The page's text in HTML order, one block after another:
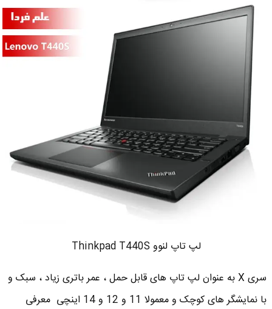
لپ تاپ لنوو Thinkpad T440S
سری X به عنوان لپ تاپ های قابل حمل ، عمر باتری زیاد ، سبک و
با نمایشگر های کوچک و معمولا 11 و 12 و 14 اینچی معرفی